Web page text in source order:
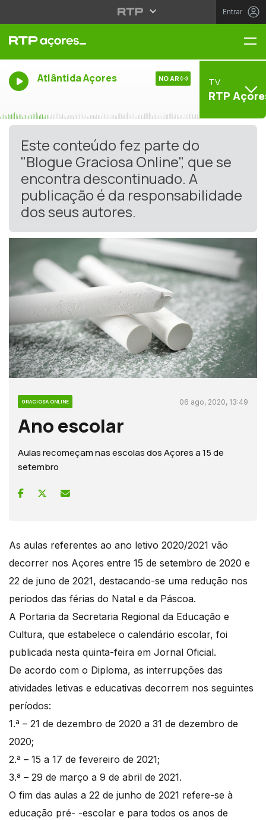
Entrar
Atlântida Açores NO AR TV
RTP
Este conteúdo fez parte do
"Blogue Graciosa Online", que se
encontra descontinuado. A
publicação é da responsabilidade
dos seus autores.
GRACIOSA ONLINE 06 ago, 2020, 13:49
Ano escolar
Aulas recomeçam nas escolas dos Açores a 15 de
setembro
As aulas referentes ao ano letivo 2020/2021 vão
decorrer nos Açores entre 15 de setembro de 2020 e
22 de juno de 2021, destacando-se uma redução nos
periodos das férias do Natal e da Páscoa.
A Portaria da Secretaria Regional da Educação e
Cultura, que estabelece o calendário escolar, foi
publicada nesta quinta-feira em Jornal Oficial.
De acordo com o Diploma, as interrupções das
atividades letivas e educativas decorrem nos seguintes
períodos:
1.ª – 21 de dezembro de 2020 a 31 de dezembro de
2020;
2.ª – 15 a 17 de fevereiro de 2021;
3.ª – 29 de março a 9 de abril de 2021.
O fim das aulas a 22 de junho de 2021 refere-se à
educação pré- -escolar e para todos os anos de